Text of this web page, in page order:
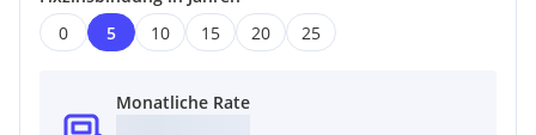
vorbehalten.
0
5 10 15 20 25
Monatliche Rate